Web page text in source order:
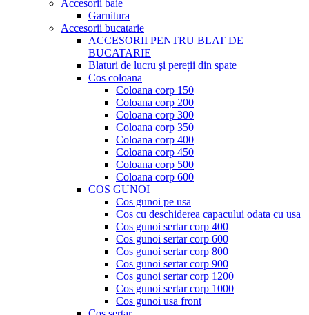
Accesorii baie
Garnitura
Accesorii bucatarie
ACCESORII PENTRU BLAT DE
BUCATARIE
Blaturi de lucru şi pereții din spate
Cos coloana
Coloana corp 150
Coloana corp 200
Coloana corp 300
Coloana corp 350
Coloana corp 400
Coloana corp 450
Coloana corp 500
Coloana corp 600
COS GUNOI
Cos gunoi pe usa
Cos cu deschiderea capacului odata cu usa
Cos gunoi sertar corp 400
Cos gunoi sertar corp 600
Cos gunoi sertar corp 800
Cos gunoi sertar corp 900
Cos gunoi sertar corp 1200
Cos gunoi sertar corp 1000
Cos gunoi usa front